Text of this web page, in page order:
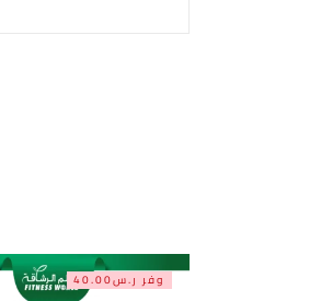
وفر ر.س40.00